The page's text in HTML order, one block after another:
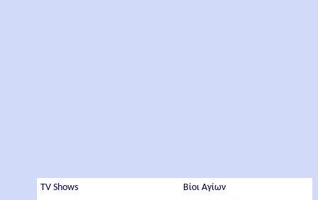
TV Shows
Βίοι Αγίων